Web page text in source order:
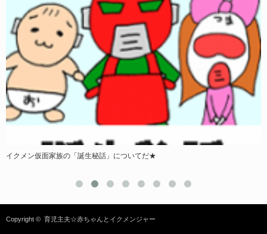
イクメン仮面家族の「誕生秘話」についてだ★
Copyright © 育児主夫☆赤ちゃんとイクメンジャー